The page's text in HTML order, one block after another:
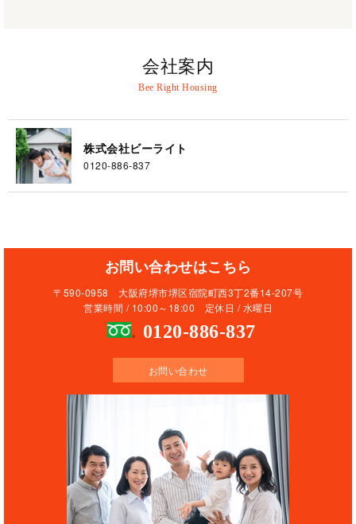
会社案内
株式会社ビーライト
0120-886-837
お問い合わせはこちら
〒590-0958 大阪府堺市堺区宿院町西3丁2番14-207号
営業時間 / 10:00～18:00 定休日 / 水曜日
0120-886-837
お問い合わせ